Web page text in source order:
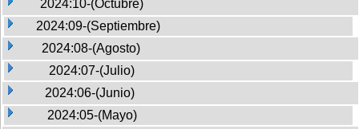
2024:10-(Octubre)
2024:09-(Septiembre)
2024:08-(Agosto)
2024:07-(Julio)
2024:06-(Junio)
2024:05-(Mayo)